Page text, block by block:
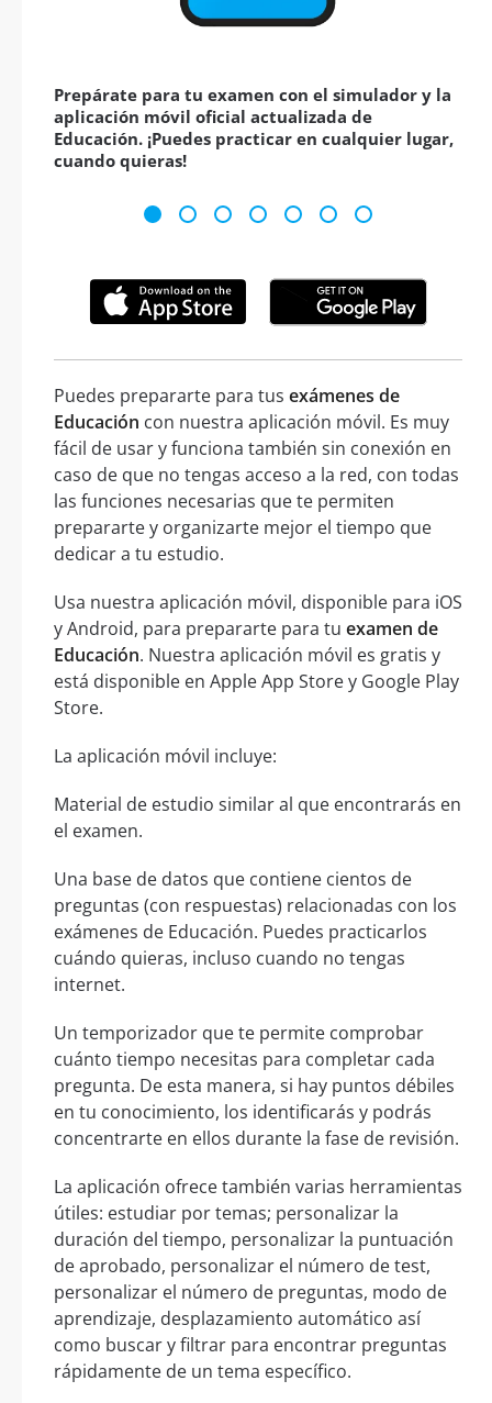
Prepárate para tu examen con el simulador y la
aplicación móvil oficial actualizada de
Educación. ¡Puedes practicar en cualquier lugar,
cuando quieras!
Puedes prepararte para tus exámenes de
Educación con nuestra aplicación móvil. Es muy
fácil de usar y funciona también sin conexión en
caso de que no tengas acceso a la red, con todas
las funciones necesarias que te permiten
prepararte y organizarte mejor el tiempo que
dedicar a tu estudio.
Usa nuestra aplicación móvil, disponible para iOS
y Android, para prepararte para tu examen de
Educación. Nuestra aplicación móvil es gratis y
está disponible en Apple App Store y Google Play
Store.
La aplicación móvil incluye:
Material de estudio similar al que encontrarás en
el examen.
Una base de datos que contiene cientos de
preguntas (con respuestas) relacionadas con los
exámenes de Educación. Puedes practicarlos
cuándo quieras, incluso cuando no tengas
internet.
Un temporizador que te permite comprobar
cuánto tiempo necesitas para completar cada
pregunta. De esta manera, si hay puntos débiles
en tu conocimiento, los identificarás y podrás
concentrarte en ellos durante la fase de revisión.
La aplicación ofrece también varias herramientas
útiles: estudiar por temas; personalizar la
duración del tiempo, personalizar la puntuación
de aprobado, personalizar el número de test,
personalizar el número de preguntas, modo de
aprendizaje, desplazamiento automático así
como buscar y filtrar para encontrar preguntas
rápidamente de un tema específico.